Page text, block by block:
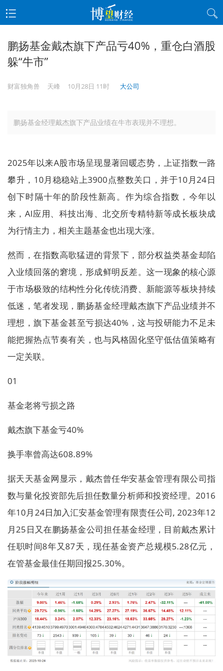
鹏扬基金戴杰旗下产品亏40%，重仓白酒股
躲“牛市”
财富独角兽 天峰 10月28日 11时 大公司
鹏扬基金经理戴杰旗下产品业绩在牛市表现并不理想。
2025年以来A股市场呈现显著回暖态势，上证指数一路
攀升，10月稳稳站上3900点整数关口，并于10月24日
创下时隔十年的阶段性新高。作为综合指数，今年以
来，AI应用、科技出海、北交所专精特新等成长板块成
为行情主力，相关主题基金也出现大涨。
然而，在指数高歌猛进的背景下，部分权益类基金却陷
入业绩回落的窘境，形成鲜明反差。这一现象的核心源
于市场极致的结构性分化传统消费、新能源等板块持续
低迷，笔者发现，鹏扬基金经理戴杰旗下产品业绩并不
理想，旗下基金甚至亏损达40%，这与投研能力不足未
能把握热点节奏有关，也与风格固化坚守低估值策略有
一定关联。
01
基金老将亏损之路
戴杰旗下基金亏40%
换手率曾高达608.89%
据天天基金网显示，戴杰曾任华安基金管理有限公司指
数与量化投资部先后担任数量分析师和投资经理。2016
年10月24日加入汇安基金管理有限责任公司, 2023年12
月25日又在鹏扬基金公司担任基金经理，目前戴杰累计
任职时间8年又87天，现任基金资产总规模5.28亿元，
在管基金最佳任期回报25.30%。